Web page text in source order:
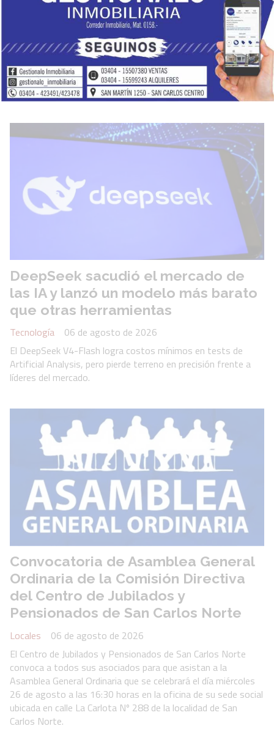
del Niño
06 de agosto de 2026
Organizado por la Comuna local, el próximo Domingo 9 de
Agosto a partir de las 14 h. en la Plaza “27 de Septiembre”, se
llevarán a cabo los tradicionales festejos por el DÍA DEL
NIÑO, con la presentación del “SHOW DE PLIM PLIM”.
DeepSeek sacudió el mercado de
las IA y lanzó un modelo más barato
que otras herramientas
Tecnología
06 de agosto de 2026
El DeepSeek V4-Flash logra costos mínimos en tests de
Artificial Analysis, pero pierde terreno en precisión frente a
líderes del mercado.
Convocatoria de Asamblea General
Ordinaria de la Comisión Directiva
del Centro de Jubilados y
Pensionados de San Carlos Norte
Locales
06 de agosto de 2026
El Centro de Jubilados y Pensionados de San Carlos Norte
convoca a todos sus asociados para que asistan a la
Asamblea General Ordinaria que se celebrará el día miércoles
26 de agosto a las 16:30 horas en la oficina de su sede social
ubicada en calle La Carlota Nº 288 de la localidad de San
Carlos Norte.